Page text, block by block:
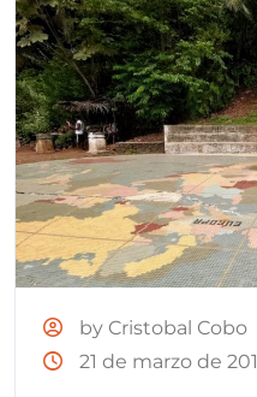
by Cristobal Cobo
21 de marzo de